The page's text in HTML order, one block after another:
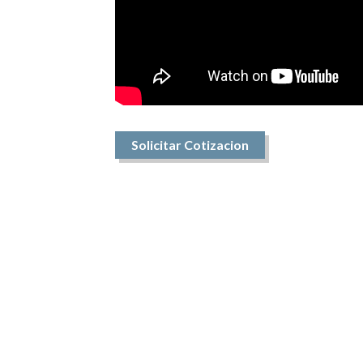
Solicitar Cotizacion